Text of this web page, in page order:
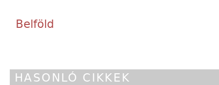
Belföld
HASONLÓ CIKKEK